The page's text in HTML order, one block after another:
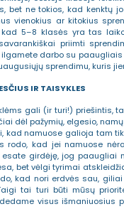
bet ne tokios, kad kenktų
vienokius ar kitokius
5–8 klasės yra tas
priimti
darbo su
sprendimu, kuris
IR TAISYKLES
gali (ir turi!) priešintis,
dėl pažymių, elgesio,
kad namuose galioja tam
rodo, kad jei namuose
esate girdėję, jog
bet vėlgi tyrimai
kad nori erdvės sau,
tai turi būti mūsų
visus išmaniuosius